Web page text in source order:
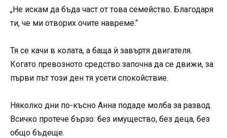
„Не искам да бъда част от това семейство. Благодаря
ти, че ми отворих очите навреме.“
Тя се качи в колата, а баща ѝ завъртя двигателя.
Когато превозното средство започна да се движи, за
първи път този ден тя усети спокойствие.
Няколко дни по-късно Анна подаде молба за развод.
Всичко протече бързо: без имущество, без деца, без
общо бъдеще.